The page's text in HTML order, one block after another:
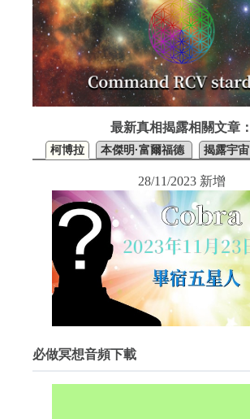
最新真相揭露相關文章：
柯博拉 本傑明·富爾福德 揭露宇宙
28/11/2023 新增
必做冥想音頻下載